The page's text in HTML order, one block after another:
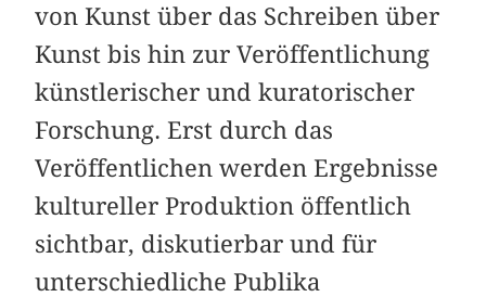
von Kunst über das Schreiben über
Kunst bis hin zur Veröffentlichung
künstlerischer und kuratorischer
Forschung. Erst durch das
Veröffentlichen werden Ergebnisse
kultureller Produktion öffentlich
sichtbar, diskutierbar und für
unterschiedliche Publika